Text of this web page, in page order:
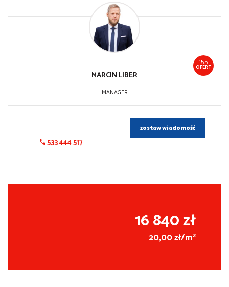
155
OFERT
MARCIN LIBER
MANAGER
533 444 517
zostaw wiadomość
16 840 zł
20,00 zł/m2